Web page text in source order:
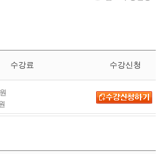
수강료 수강신청
원